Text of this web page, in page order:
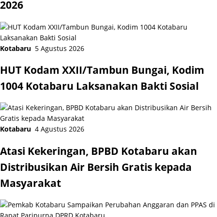
2026
Kotabaru 5 Agustus 2026
HUT Kodam XXII/Tambun Bungai, Kodim
1004 Kotabaru Laksanakan Bakti Sosial
Kotabaru 4 Agustus 2026
Atasi Kekeringan, BPBD Kotabaru akan
Distribusikan Air Bersih Gratis kepada
Masyarakat